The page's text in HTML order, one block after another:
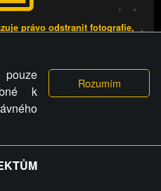
právo odstranit fotografie,
fotografii nebo video na
fotografie, videa nebo
okolnost uplatnit vůči
na náhradu škody nebo
újmy.
každodenní dávka
k